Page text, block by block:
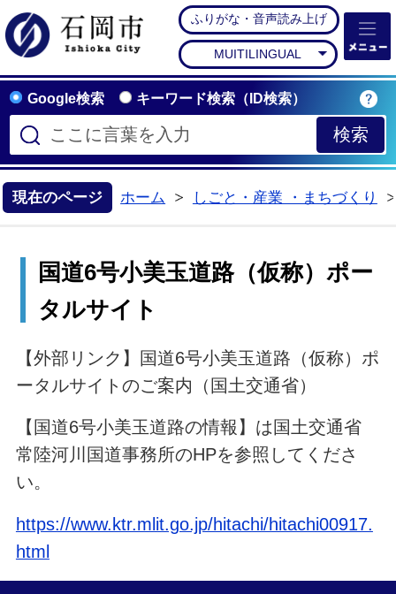
石岡市公式ホームペー
ふりがな・音声読み上げ
MUITILINGUAL
Google検索 キーワード検索（ID検索）
現在のページ ホーム
しごと・産業 ・まちづくり
国道6号小美玉道路（仮称）ポー
タルサイト
【外部リンク】国道6号小美玉道路（仮称）ポ
ータルサイトのご案内（国土交通省）
【国道6号小美玉道路の情報】は国土交通省
常陸河川国道事務所のHPを参照してくださ
い。
https://www.ktr.mlit.go.jp/hitachi/hitachi00917.
html